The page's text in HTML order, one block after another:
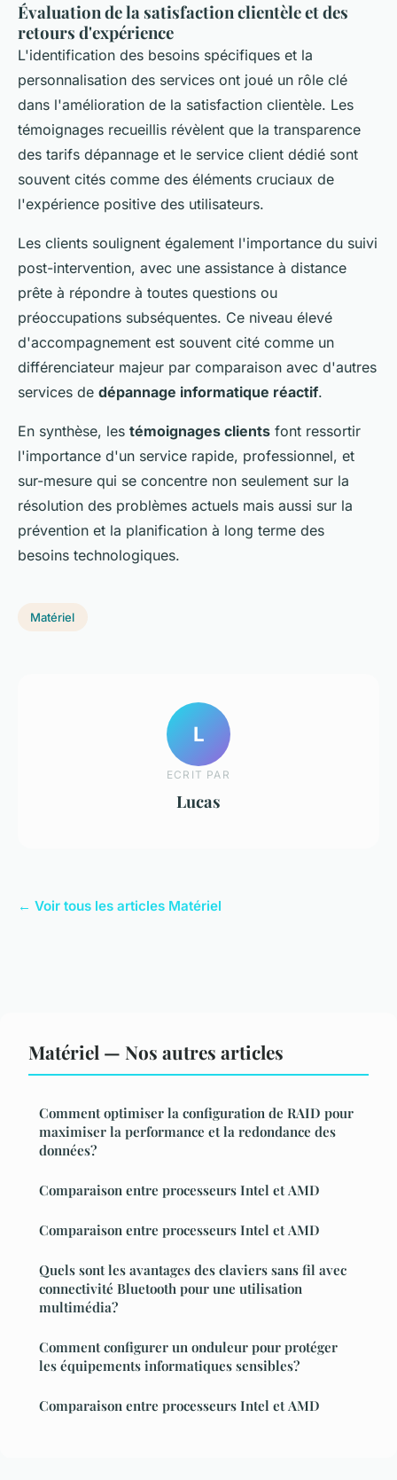
Évaluation de la satisfaction clientèle et des
retours d'expérience
L'identification des besoins spécifiques et la
personnalisation des services ont joué un rôle clé
dans l'amélioration de la satisfaction clientèle. Les
témoignages recueillis révèlent que la transparence
des tarifs dépannage et le service client dédié sont
souvent cités comme des éléments cruciaux de
l'expérience positive des utilisateurs.
Les clients soulignent également l'importance du suivi
post-intervention, avec une assistance à distance
prête à répondre à toutes questions ou
préoccupations subséquentes. Ce niveau élevé
d'accompagnement est souvent cité comme un
différenciateur majeur par comparaison avec d'autres
services de dépannage informatique réactif.
En synthèse, les témoignages clients font ressortir
l'importance d'un service rapide, professionnel, et
sur-mesure qui se concentre non seulement sur la
résolution des problèmes actuels mais aussi sur la
prévention et la planification à long terme des
besoins technologiques.
Matériel
L
ECRIT PAR
Lucas
← Voir tous les articles Matériel
Matériel — Nos autres articles
Comment optimiser la configuration de RAID pour
maximiser la performance et la redondance des
données?
Comparaison entre processeurs Intel et AMD
Comparaison entre processeurs Intel et AMD
Quels sont les avantages des claviers sans fil avec
connectivité Bluetooth pour une utilisation
multimédia?
Comment configurer un onduleur pour protéger
les équipements informatiques sensibles?
Comparaison entre processeurs Intel et AMD